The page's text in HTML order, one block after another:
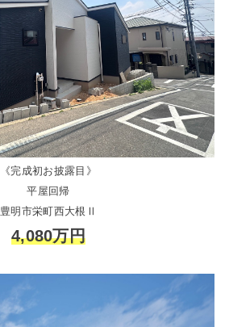
《完成初お披露目》
平屋回帰
豊明市栄町西大根Ⅱ
4,080万円